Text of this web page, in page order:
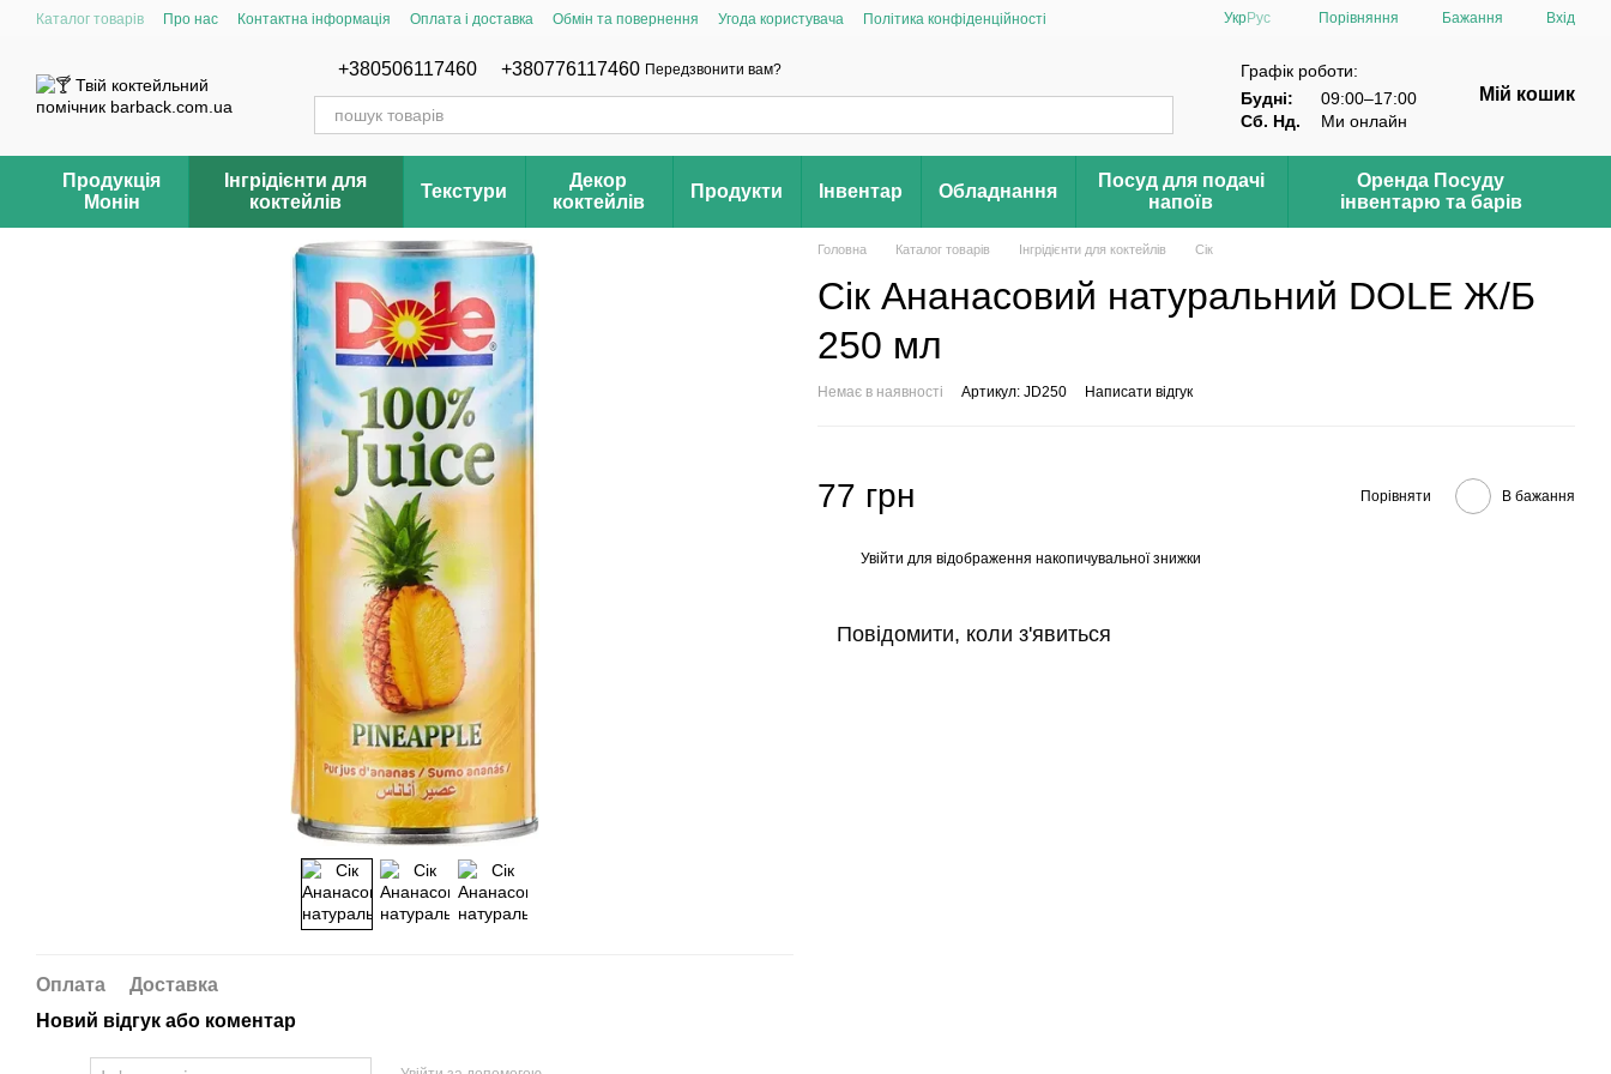
Перейти до основного контенту
Каталог товарів Про нас Контактна інформація Оплата і доставка Обмін та повернення Угода користувача
Політика конфіденційності
УкрРус Порівняння Бажання Вхід
+380506117460 +380776117460 Передзвонити вам?
Графік роботи:
Будні:
09:00–17:00
Сб. Нд.
Ми онлайн
Мій кошик
Продукція
Монін
Інгрідієнти для
коктейлів
Текстури
Декор
коктейлів
Продукти Інвентар Обладнання
Посуд для подачі
напоїв
Оренда Посуду
інвентарю та барів
Оплата
Доставка
Новий відгук або коментар
Головна Каталог товарів Інгрідієнти для коктейлів Сік
Сік Ананасовий натуральний DOLE Ж/Б
250 мл
Немає в наявності Артикул: JD250 Написати відгук
77 грн Порівняти В бажання
Увійти для відображення накопичувальної знижки
Повідомити, коли з'явиться